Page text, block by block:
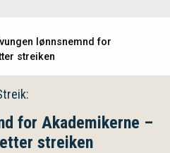
lønnsnemnd for
streiken
for Akademikerne –
streiken